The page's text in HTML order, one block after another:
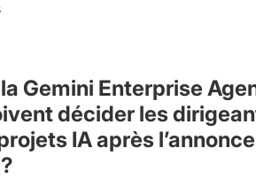
Gemini Enterprise
décider les
IA après l’annonce